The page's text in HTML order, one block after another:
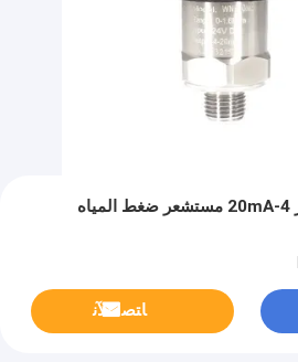
12-32 فولت تيار مستمر 4-20mA مستشعر ضغط المياه
ﺎﺘﺼﻟ ﺍﻶﻧ